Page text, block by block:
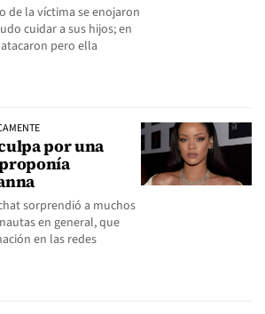
de la víctima se enojaron
cuidar a sus hijos; en
pero ella
por una
sorprendió a muchos
en general, que
en las redes